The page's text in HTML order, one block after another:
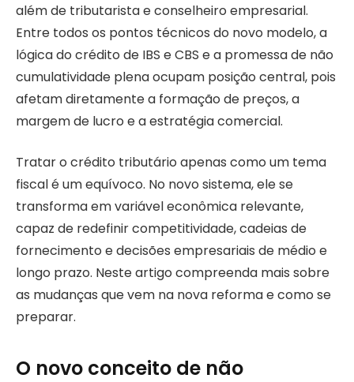
além de tributarista e conselheiro empresarial.
Entre todos os pontos técnicos do novo modelo, a
lógica do crédito de IBS e CBS e a promessa de não
cumulatividade plena ocupam posição central, pois
afetam diretamente a formação de preços, a
margem de lucro e a estratégia comercial.
Tratar o crédito tributário apenas como um tema
fiscal é um equívoco. No novo sistema, ele se
transforma em variável econômica relevante,
capaz de redefinir competitividade, cadeias de
fornecimento e decisões empresariais de médio e
longo prazo. Neste artigo compreenda mais sobre
as mudanças que vem na nova reforma e como se
preparar.
O novo conceito de não